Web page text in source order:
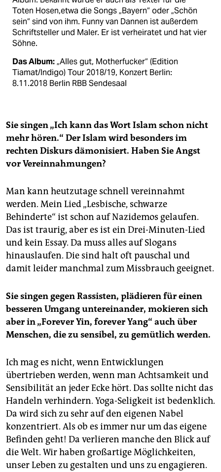
Toten Hosen,etwa die Songs „Bayern“ oder „Schön
sein“ sind von ihm. Funny van Dannen ist außerdem
Schriftsteller und Maler. Er ist verheiratet und hat vier
Söhne.
Das Album:„Alles gut, Motherfucker“ (Edition
Tiamat/Indigo) Tour 2018/19, Konzert Berlin:
8.11.2018 Berlin RBB Sendesaal
Sie singen „Ich kann das Wort Islam schon nicht
mehr hören.“ Der Islam wird besonders im
rechten Diskurs dämonisiert. Haben Sie Angst
vor Vereinnahmungen?
Man kann heutzutage schnell vereinnahmt
werden. Mein Lied „Lesbische, schwarze
Behinderte“ ist schon auf Nazidemos gelaufen.
Das ist traurig, aber es ist ein Drei-Minuten-Lied
und kein Essay. Da muss alles auf Slogans
hinauslaufen. Die sind halt oft pauschal und
damit leider manchmal zum Missbrauch geeignet.
Sie singen gegen Rassisten, plädieren für einen
besseren Umgang untereinander, mokieren sich
aber in „Forever Yin, forever Yang“ auch über
Menschen, die zu sensibel, zu gemütlich werden.
Ich mag es nicht, wenn Entwicklungen
übertrieben werden, wenn man Achtsamkeit und
Sensibilität an jeder Ecke hört. Das sollte nicht das
Handeln verhindern. Yoga-Seligkeit ist bedenklich.
Da wird sich zu sehr auf den eigenen Nabel
konzentriert. Als ob es immer nur um das eigene
Befinden geht! Da verlieren manche den Blick auf
die Welt. Wir haben großartige Möglichkeiten,
unser Leben zu gestalten und uns zu engagieren.